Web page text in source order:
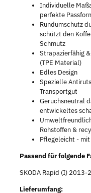
Individuelle
perfekte
Rundumschutz
schützt den
Schmutz
Strapazierfähig
(TPE Material)
Edles Design
Spezielle
Transportgut
Geruchsneutral
entwickeltes
Rohstoffen &
Pflegeleicht -
Passend für folgende
SKODA Rapid (I) 2013-
Lieferumfang: